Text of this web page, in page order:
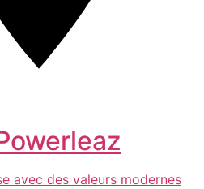
avec des valeurs modernes